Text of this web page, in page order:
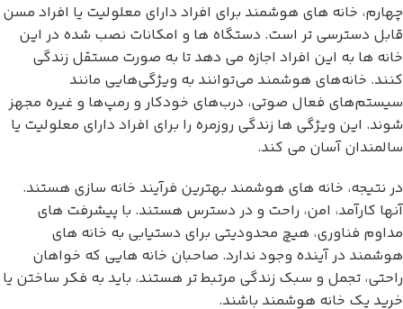
چهارم، خانه های هوشمند برای افراد دارای معلولیت یا افراد مسن
قابل دسترسی تر است. دستگاه ها و امکانات نصب شده در این
خانه ها به این افراد اجازه می دهد تا به صورت مستقل زندگی
کنند. خانه‌های هوشمند می‌توانند به ویژگی‌هایی مانند
سیستم‌های فعال صوتی، درب‌های خودکار و رمپ‌ها و غیره مجهز
شوند. این ویژگی ها زندگی روزمره را برای افراد دارای معلولیت یا
سالمندان آسان می کند.
در نتیجه، خانه های هوشمند بهترین فرآیند خانه سازی هستند.
آنها کارآمد، امن، راحت و در دسترس هستند. با پیشرفت های
مداوم فناوری، هیچ محدودیتی برای دستیابی به خانه های
هوشمند در آینده وجود ندارد. صاحبان خانه هایی که خواهان
راحتی، تجمل و سبک زندگی مرتبط تر هستند، باید به فکر ساختن یا
خرید یک خانه هوشمند باشند.